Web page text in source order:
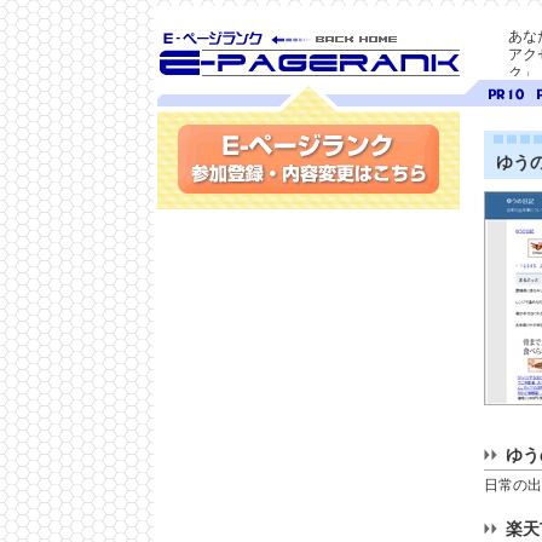
SEO対策に E-ページ
ランク
あな
アク
ク」
ランク
10
9
ゆう
ゆ
日常の
楽
参加登録(無料)・内容変更